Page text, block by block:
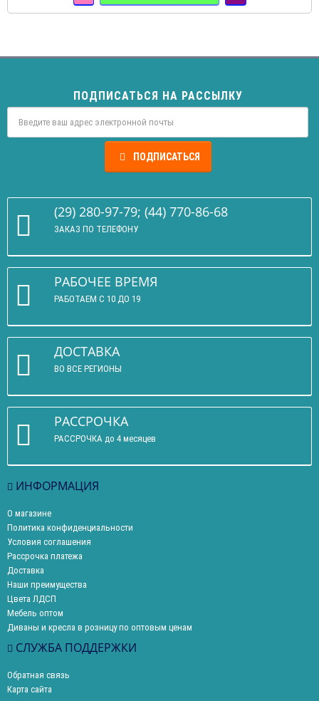
ПОДПИСАТЬСЯ НА РАССЫЛКУ
ПОДПИСАТЬСЯ
(29) 280-97-79; (44) 770-86-68
ЗАКАЗ ПО ТЕЛЕФОНУ
РАБОЧЕЕ ВРЕМЯ
РАБОТАЕМ С 10 ДО 19
ДОСТАВКА
ВО ВСЕ РЕГИОНЫ
РАССРОЧКА
РАССРОЧКА до 4 месяцев
ИНФОРМАЦИЯ
О магазине
Политика конфиденциальности
Условия соглашения
Рассрочка платежа
Доставка
Наши преимущества
Цвета ЛДСП
Мебель оптом
Диваны и кресла в розницу по оптовым ценам
СЛУЖБА ПОДДЕРЖКИ
Обратная связь
Карта сайта